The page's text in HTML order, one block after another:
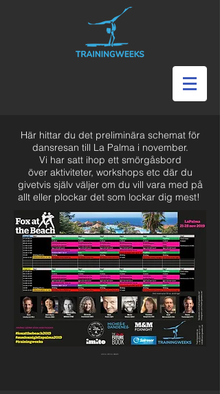
Här hittar du det preliminära schemat för
dansresan till La Palma i november.
Vi har satt ihop ett smörgåsbord
över aktiviteter, workshops etc där du
givetvis själv väljer om du vill vara med på
allt eller plockar det som lockar dig mest!
VISION, ACTION, RESULTS